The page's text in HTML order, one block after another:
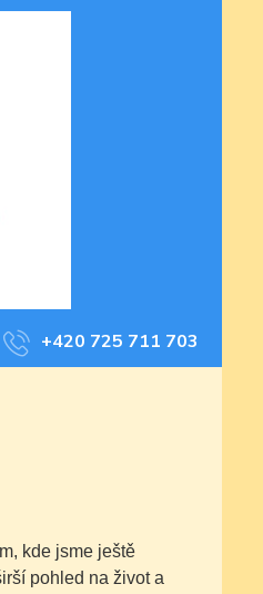
+420 725 711 703
kde jsme ještě
pohled na život a